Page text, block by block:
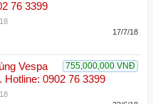
76 3399
17/7/18
755,000,000 VNĐ
Vespa
0902 76 3399